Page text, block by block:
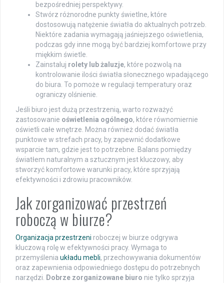
bezpośredniej perspektywy.
Stwórz różnorodne punkty świetlne, które
dostosowują natężenie światła do aktualnych potrzeb.
Niektóre zadania wymagają jaśniejszego oświetlenia,
podczas gdy inne mogą być bardziej komfortowe przy
miękkim świetle.
Zainstaluj rolety lub żaluzje, które pozwolą na
kontrolowanie ilości światła słonecznego wpadającego
do biura. To pomoże w regulacji temperatury oraz
ograniczy olśnienie.
Jeśli biuro jest dużą przestrzenią, warto rozważyć
zastosowanie oświetlenia ogólnego, które równomiernie
oświetli całe wnętrze. Można również dodać światła
punktowe w strefach pracy, by zapewnić dodatkowe
wsparcie tam, gdzie jest to potrzebne. Balans pomiędzy
światłem naturalnym a sztucznym jest kluczowy, aby
stworzyć komfortowe warunki pracy, które sprzyjają
efektywności i zdrowiu pracowników.
Jak zorganizować przestrzeń
roboczą w biurze?
Organizacja przestrzeni roboczej w biurze odgrywa
kluczową rolę w efektywności pracy. Wymaga to
przemyślenia układu mebli, przechowywania dokumentów
oraz zapewnienia odpowiedniego dostępu do potrzebnych
narzędzi. Dobrze zorganizowane biuro nie tylko sprzyja